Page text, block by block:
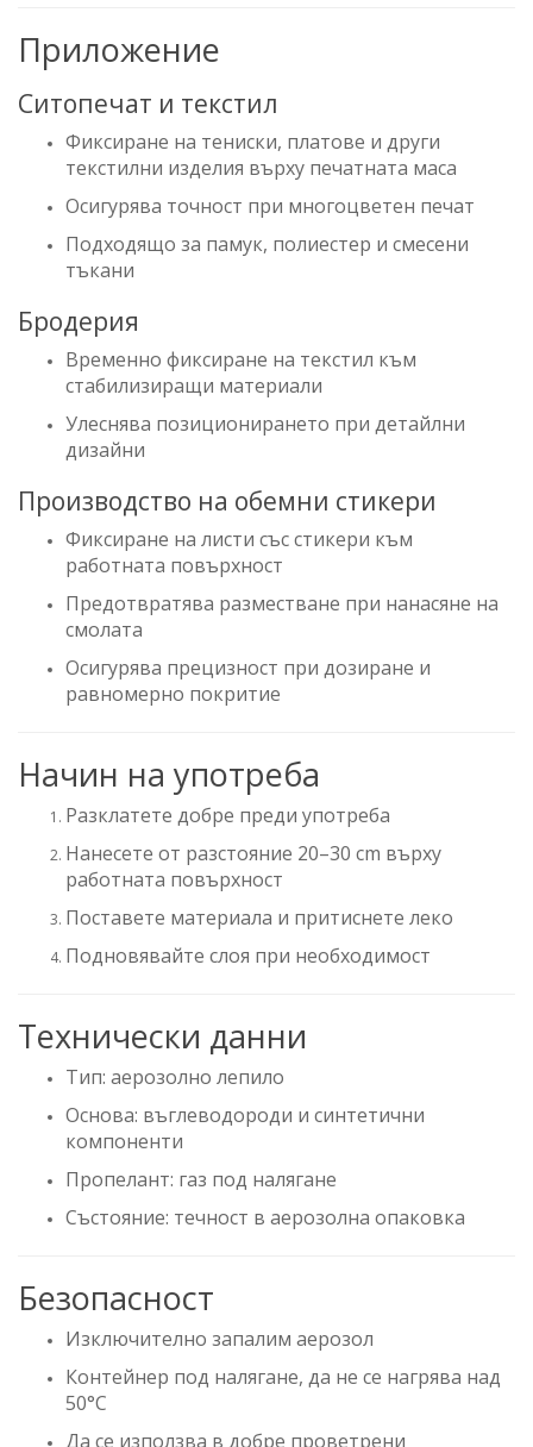
Приложение
Ситопечат и текстил
Фиксиране на тениски, платове и други
текстилни изделия върху печатната маса
Осигурява точност при многоцветен печат
Подходящо за памук, полиестер и смесени
тъкани
Бродерия
Временно фиксиране на текстил към
стабилизиращи материали
Улеснява позиционирането при детайлни
дизайни
Производство на обемни стикери
Фиксиране на листи със стикери към
работната повърхност
Предотвратява разместване при нанасяне на
смолата
Осигурява прецизност при дозиране и
равномерно покритие
Начин на употреба
Разклатете добре преди употреба
Нанесете от разстояние 20–30 cm върху
работната повърхност
Поставете материала и притиснете леко
Подновявайте слоя при необходимост
Технически данни
Тип: аерозолно лепило
Основа: въглеводороди и синтетични
компоненти
Пропелант: газ под налягане
Състояние: течност в аерозолна опаковка
Безопасност
Изключително запалим аерозол
Контейнер под налягане, да не се нагрява над
50°C
Да се използва в добре проветрени